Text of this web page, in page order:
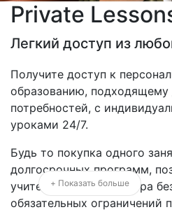
Private
Легкий доступ из
Получите доступ к
образованию, подходящему
потребностей, с
уроками 24/7.
Будь то покупка одного
долгосрочных программ,
учителями со всего мира
обязательных ограничений
+ Показать больше